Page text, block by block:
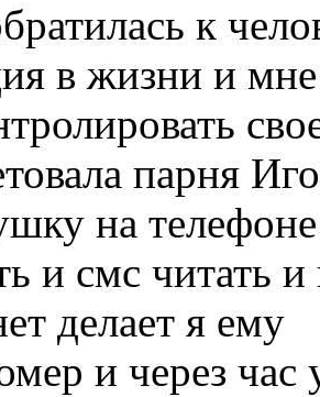
к
в жизни и
парня
на
и смс читать
делает я ему
и через час